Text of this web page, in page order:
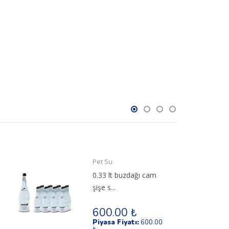
Pet Su
0.33 lt buzdağı cam
şişe s...
600.00 ₺
Piyasa Fiyatı:600.00